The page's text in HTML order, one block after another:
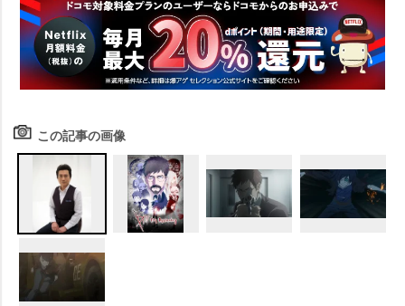
この記事の画像